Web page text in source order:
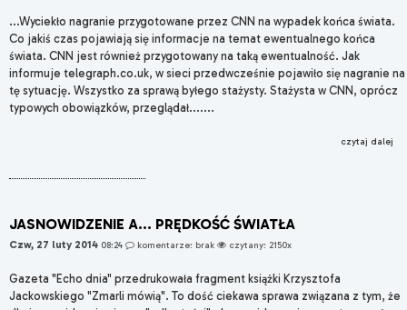
...Wyciekło nagranie przygotowane przez CNN na wypadek końca świata.
Co jakiś czas pojawiają się informacje na temat ewentualnego końca
świata. CNN jest również przygotowany na taką ewentualność. Jak
informuje telegraph.co.uk, w sieci przedwcześnie pojawiło się nagranie na
tę sytuację. Wszystko za sprawą byłego stażysty. Stażysta w CNN, oprócz
typowych obowiązków, przeglądał.......
czytaj dalej
JASNOWIDZENIE A... PRĘDKOŚĆ ŚWIATŁA
Czw, 27 luty 2014 08:24 komentarze: brak czytany: 2150x
Gazeta "Echo dnia" przedrukowała fragment książki Krzysztofa
Jackowskiego "Zmarli mówią". To dość ciekawa sprawa związana z tym, że